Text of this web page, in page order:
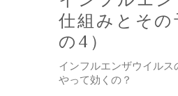
仕組みとその
の4）
インフルエンザウイルス
やって効くの？